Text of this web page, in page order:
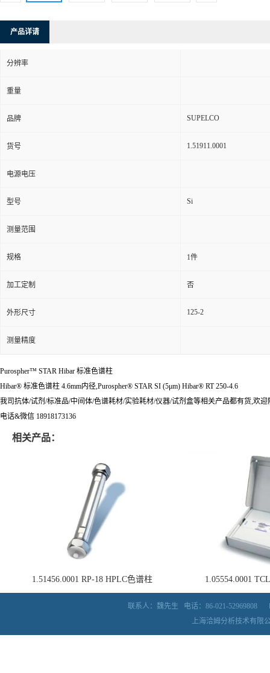
产品详请
分辨率
重量
品牌 SUPELCO
货号 1.51911.0001
电源电压
型号 Si
测量范围
规格 1件
加工定制 否
外形尺寸 125-2
测量精度
Purospher™ STAR Hibar 标准色谱柱
Hibar® 标准色谱柱 4.6mm内径,Purospher® STAR SI (5μm) Hibar® RT 250-4.6
我司抗体/试剂/标准品/中间体/色谱耗材/实验耗材/仪器/试剂盒等相关产品都有货,欢
电话&微信 18918173136
相关产品：
1.51456.0001 RP-18 HPLC色谱柱 1.05554.0001
联系人：魏先生 电话：86-021-52969808
上海洽姆分析技术有限